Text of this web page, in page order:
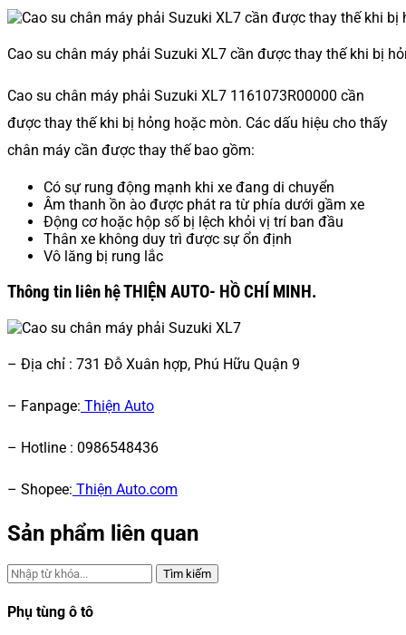
Cao su chân máy phải Suzuki XL7 cần được thay thế khi bị
Cao su chân máy phải Suzuki XL7 1161073R00000 cần
được thay thế khi bị hỏng hoặc mòn. Các dấu hiệu cho thấy
chân máy cần được thay thế bao gồm:
Có sự rung động mạnh khi xe đang di chuyển
Âm thanh ồn ào được phát ra từ phía dưới gầm xe
Động cơ hoặc hộp số bị lệch khỏi vị trí ban đầu
Thân xe không duy trì được sự ổn định
Vô lăng bị rung lắc
Thông tin liên hệ THIỆN AUTO- HỒ CHÍ MINH.
– Địa chỉ : 731 Đỗ Xuân hợp, Phú Hữu Quận 9
– Fanpage: Thiện Auto
– Hotline : 0986548436
– Shopee: Thiện Auto.com
Sản phẩm liên quan
Tìm kiếm
Phụ tùng ô tô